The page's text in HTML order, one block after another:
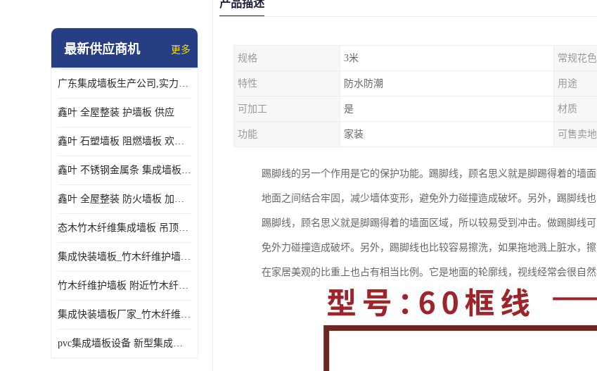
最新供应商机 更多
广东集成墙板生产公司,实力厂家-配送+设计+安装-没中间商
鑫叶 全屋整装 护墙板 供应
鑫叶 石塑墙板 阻燃墙板 欢迎选购
鑫叶 不锈钢金属条 集成墙板阴角线 欢迎选购
鑫叶 全屋整装 防火墙板 加工定制
态木竹木纤维集成墙板 吊顶板材 扣板快装 护墙板
集成快装墙板_竹木纤维护墙板厂家_竹木纤维集成墙板厂家
竹木纤维护墙板 附近竹木纤维集成墙板厂
集成快装墙板厂家_竹木纤维护墙板厂家_竹木纤维集成墙板厂家
pvc集成墙板设备 新型集成墙板 厂家供应
产品描述
规格 3米 常规花色
特性 防水防潮 用途
可加工 是 材质
功能 家装 可售卖地
踢脚线的另一个作用是它的保护功能。踢脚线，顾名思义就是脚踢得着的墙
地面之间结合牢固，减少墙体变形，避免外力碰撞造成破坏。另外，踢脚线
踢脚线，顾名思义就是脚踢得着的墙面区域，所以较易受到冲击。做踢脚线
免外力碰撞造成破坏。另外，踢脚线也比较容易擦洗，如果拖地溅上脏水，
在家居美观的比重上也占有相当比例。它是地面的轮廓线，视线经常会很自然